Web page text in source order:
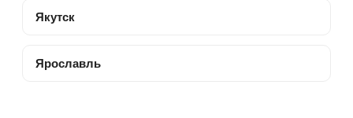
Якутск
Ярославль